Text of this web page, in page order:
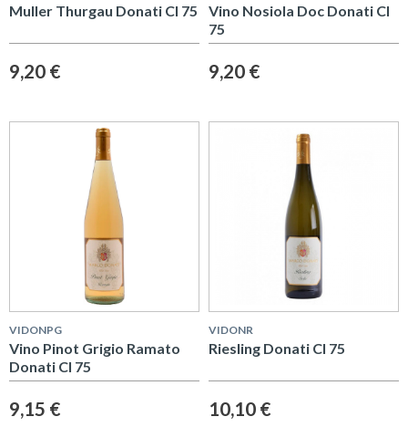
Muller Thurgau Donati Cl 75
9,20 €
Vino Nosiola Doc Donati Cl
75
9,20 €
VIDONPG
Vino Pinot Grigio Ramato
Donati Cl 75
9,15 €
VIDONR
Riesling Donati Cl 75
10,10 €